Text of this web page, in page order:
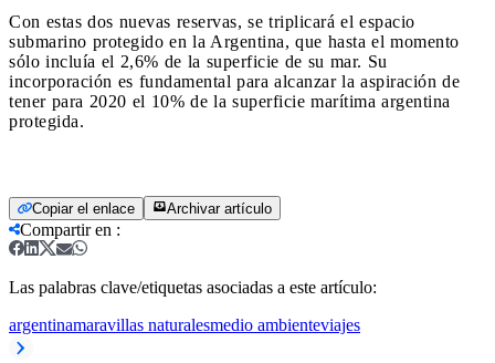
Con estas dos nuevas reservas, se triplicará el espacio
submarino protegido en la Argentina, que hasta el momento
sólo incluía el 2,6% de la superficie de su mar. Su
incorporación es fundamental para alcanzar la aspiración de
tener para 2020 el 10% de la superficie marítima argentina
protegida.
Copiar el enlace Archivar artículo
Compartir en :
Las palabras clave/etiquetas asociadas a este artículo:
argentinamaravillas naturalesmedio ambienteviajes